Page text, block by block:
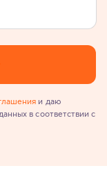
и даю
в соответствии с